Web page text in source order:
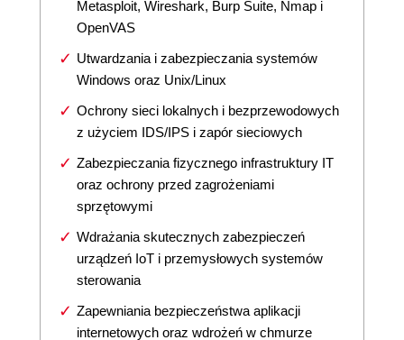
Metasploit, Wireshark, Burp Suite, Nmap i
OpenVAS
Utwardzania i zabezpieczania systemów
Windows oraz Unix/Linux
Ochrony sieci lokalnych i bezprzewodowych
z użyciem IDS/IPS i zapór sieciowych
Zabezpieczania fizycznego infrastruktury IT
oraz ochrony przed zagrożeniami
sprzętowymi
Wdrażania skutecznych zabezpieczeń
urządzeń IoT i przemysłowych systemów
sterowania
Zapewniania bezpieczeństwa aplikacji
internetowych oraz wdrożeń w chmurze